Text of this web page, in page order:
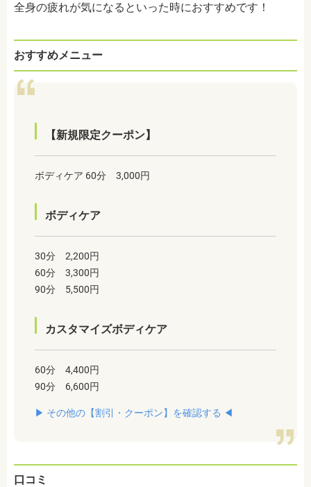
全身の疲れが気になるといった時におすすめです！
おすすめメニュー
【新規限定クーポン】
ボディケア 60分 3,000円
ボディケア
30分 2,200円
60分 3,300円
90分 5,500円
カスタマイズボディケア
60分 4,400円
90分 6,600円
▶︎ その他の【割引・クーポン】を確認する ◀︎
口コミ